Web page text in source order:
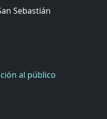
Sebastián
al público